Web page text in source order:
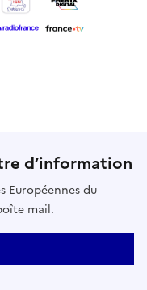
d’information
Européennes du
mail.